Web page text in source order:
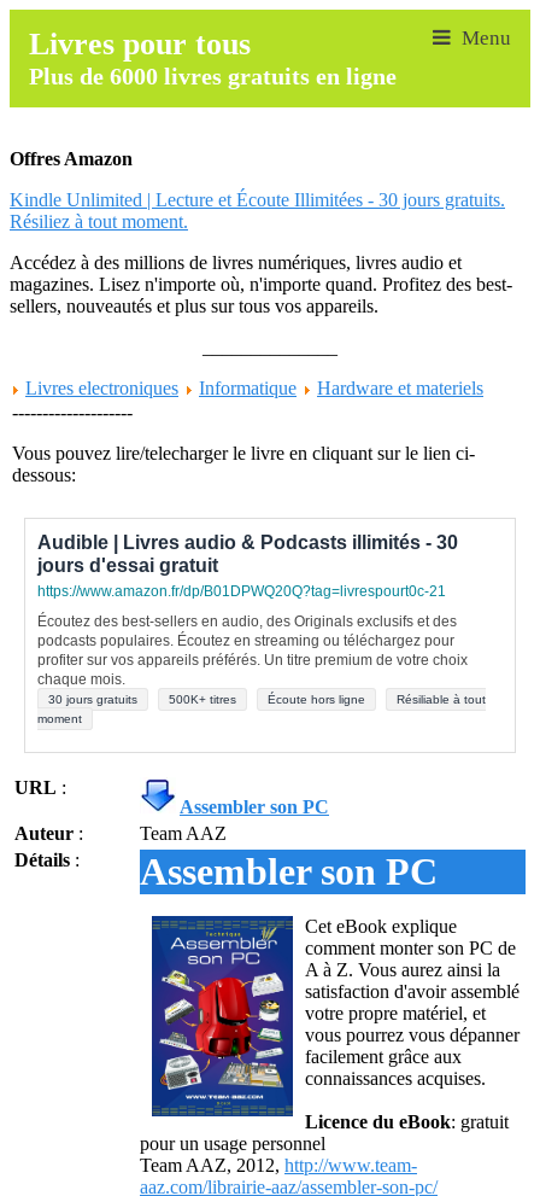
Livres pour tous
Plus de 6000 livres gratuits en ligne
Offres Amazon
Kindle Unlimited | Lecture et Écoute Illimitées - 30 jours gratuits.
Résiliez à tout moment.
Accédez à des millions de livres numériques, livres audio et
magazines. Lisez n'importe où, n'importe quand. Profitez des best-
sellers, nouveautés et plus sur tous vos appareils.
Livres electroniques
Informatique
Hardware et materiels
--------------------
Vous pouvez lire/telecharger le livre en cliquant sur le lien ci-
dessous:
Audible | Livres audio & Podcasts illimités - 30
jours d'essai gratuit
https://www.amazon.fr/dp/B01DPWQ20Q?tag=livrespourt0c-21
Écoutez des best-sellers en audio, des Originals exclusifs et des
podcasts populaires. Écoutez en streaming ou téléchargez pour
profiter sur vos appareils préférés. Un titre premium de votre choix
chaque mois.
30 jours gratuits 500K+ titres Écoute hors ligne
Résiliable à tout
moment
URL :
Assembler son PC
Auteur :
Team AAZ
Détails : Assembler son PC
Cet eBook explique
comment monter son PC de
A à Z. Vous aurez ainsi la
satisfaction d'avoir assemblé
votre propre matériel, et
vous pourrez vous dépanner
facilement grâce aux
connaissances acquises.
Licence du eBook: gratuit
pour un usage personnel
Team AAZ, 2012, http://www.team-
aaz.com/librairie-aaz/assembler-son-pc/